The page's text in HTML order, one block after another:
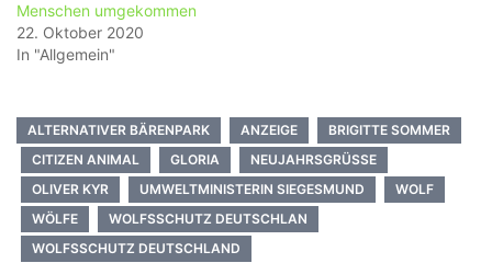
Menschen umgekommen
22. Oktober 2020
In "Allgemein"
ALTERNATIVER BÄRENPARK ANZEIGE
BRIGITTE SOMMER
CITIZEN ANIMAL
GLORIA
NEUJAHRSGRÜSSE
OLIVER KYR
UMWELTMINISTERIN SIEGESMUND
WOLF
WÖLFE
WOLFSSCHUTZ DEUTSCHLAN
WOLFSSCHUTZ DEUTSCHLAND